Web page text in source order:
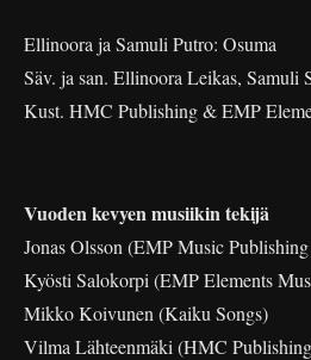
Ellinoora ja Samuli Putro: Osuma
Säv. ja san. Ellinoora Leikas, Samuli
Kust. HMC Publishing & EMP
Vuoden kevyen musiikin tekijä
Jonas Olsson (EMP Music
Kyösti Salokorpi (EMP Elements
Mikko Koivunen (Kaiku Songs)
Vilma Lähteenmäki (HMC